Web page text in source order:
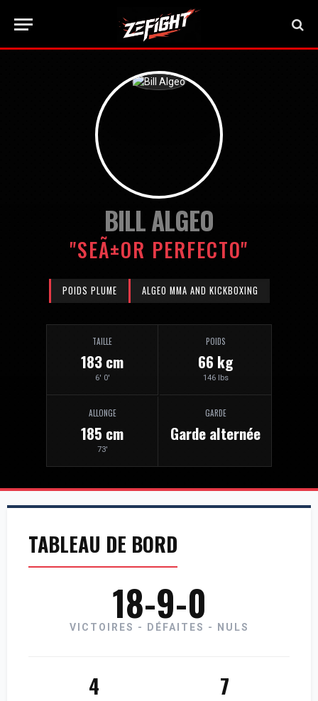
BILL ALGEO
"SEÃ±OR PERFECTO"
POIDS PLUME ALGEO MMA AND KICKBOXING
TAILLE
183 cm
6' 0'
POIDS
66 kg
146 lbs
ALLONGE
185 cm
73'
GARDE
Garde alternée
TABLEAU DE BORD
18-9-0
VICTOIRES - DÉFAITES - NULS
4 7